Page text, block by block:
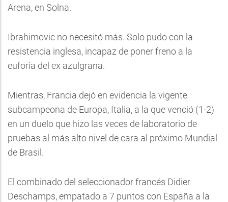
Arena, en Solna.
Ibrahimovic no necesitó más. Solo pudo con la
resistencia inglesa, incapaz de poner freno a la
euforia del ex azulgrana.
Mientras, Francia dejó en evidencia la vigente
subcampeona de Europa, Italia, a la que venció (1-2)
en un duelo que hizo las veces de laboratorio de
pruebas al más alto nivel de cara al próximo Mundial
de Brasil.
El combinado del seleccionador francés Didier
Deschamps, empatado a 7 puntos con España a la